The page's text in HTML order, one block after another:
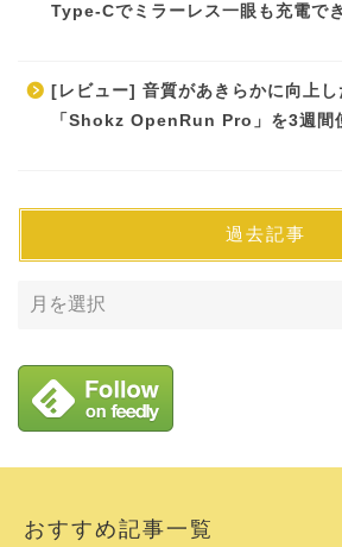
Type-Cでミラーレス一眼も充電で
[レビュー] 音質があきらかに向上
「Shokz OpenRun Pro」を3週間
過去記事
おすすめ記事一覧